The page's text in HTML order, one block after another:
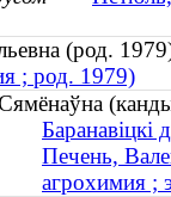
(род.
; род. 1979)
Баранавіцкі
Печень,
агрохимия ;